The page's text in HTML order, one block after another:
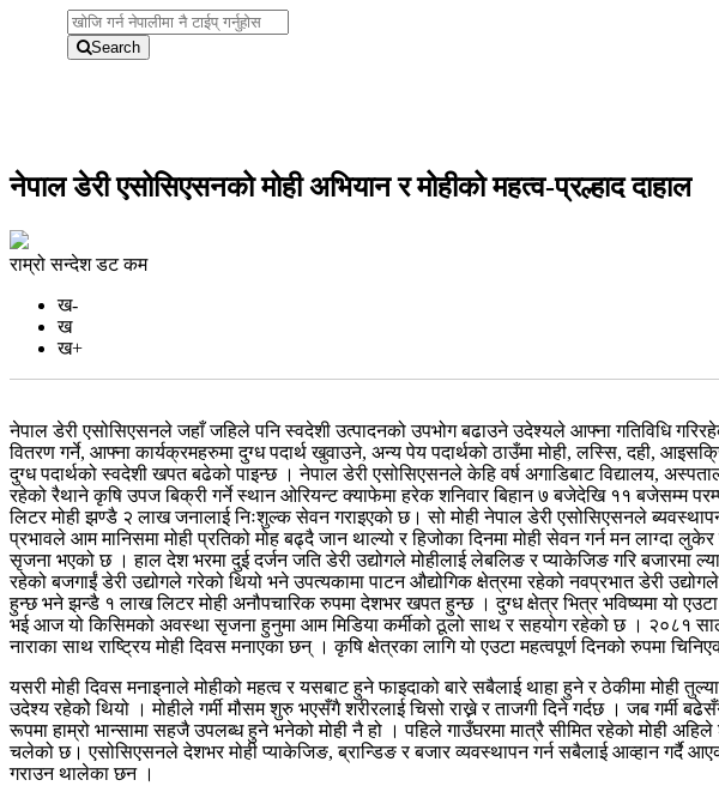
Search
नेपाल डेरी एसोसिएसनको मोही अभियान र मोहीको महत्व-प्रल्हाद दाहाल
राम्रो सन्देश डट कम
ख-
ख
ख+
नेपाल डेरी एसोसिएसनले जहाँ जहिले पनि स्वदेशी उत्पादनको उपभोग बढाउने उदेश्यले आफ्ना गतिविधि
वितरण गर्ने, आफ्ना कार्यक्रमहरुमा दुग्ध पदार्थ खुवाउने, अन्य पेय पदार्थको ठाउँमा मोही, लस्सि, दही,
दुग्ध पदार्थको स्वदेशी खपत बढेको पाइन्छ । नेपाल डेरी एसोसिएसनले केहि वर्ष अगाडिबाट विद्यालय,
रहेको रैथाने कृषि उपज बिक्री गर्ने स्थान ओरियन्ट क्याफेमा हरेक शनिवार बिहान ७ बजेदेखि ११ बजेसम्म
लिटर मोही झण्डै २ लाख जनालाई निःशुल्क सेवन गराइएको छ। सो मोही नेपाल डेरी एसोसिएसनले
प्रभावले आम मानिसमा मोही प्रतिको मोह बढ्दै जान थाल्यो र हिजोका दिनमा मोही सेवन गर्न मन लाग्दा
सृजना भएको छ । हाल देश भरमा दुई दर्जन जति डेरी उद्योगले मोहीलाई लेबलिङ र प्याकेजिङ गरि बजारमा
रहेको बजगाईं डेरी उद्योगले गरेको थियो भने उपत्यकामा पाटन औद्योगिक क्षेत्रमा रहेको नवप्रभात डेरी
हुन्छ भने झन्डै १ लाख लिटर मोही अनौपचारिक रुपमा देशभर खपत हुन्छ । दुग्ध क्षेत्र भित्र भविष्यमा यो
भई आज यो किसिमको अवस्था सृजना हुनुमा आम मिडिया कर्मीको ठूलो साथ र सहयोग रहेको छ । २०८१
नाराका साथ राष्ट्रिय मोही दिवस मनाएका छन् । कृषि क्षेत्रका लागि यो एउटा महत्वपूर्ण दिनको रुपमा
यसरी मोही दिवस मनाइनाले मोहीको महत्व र यसबाट हुने फाइदाको बारे सबैलाई थाहा हुने र ठेकीमा
उदेश्य रहेकोे थियो । मोहीले गर्मी मौसम शुरु भएसँगै शरीरलाई चिसो राख्ने र ताजगी दिने गर्दछ । जब
रूपमा हाम्रो भान्सामा सहजै उपलब्ध हुने भनेको मोही नै हो । पहिले गाउँघरमा मात्रै सीमित रहेको मोही
चलेको छ। एसोसिएसनले देशभर मोही प्याकेजिङ, ब्रान्डिङ र बजार व्यवस्थापन गर्न सबैलाई आव्हान गर्दै
गराउन थालेका छन ।